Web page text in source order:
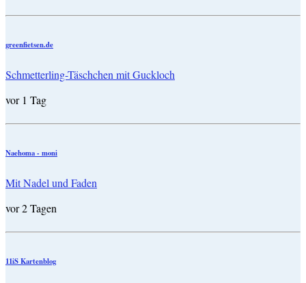
greenfietsen.de
Schmetterling-Täschchen mit Guckloch
vor 1 Tag
Naehoma - moni
Mit Nadel und Faden
vor 2 Tagen
11iS Kartenblog